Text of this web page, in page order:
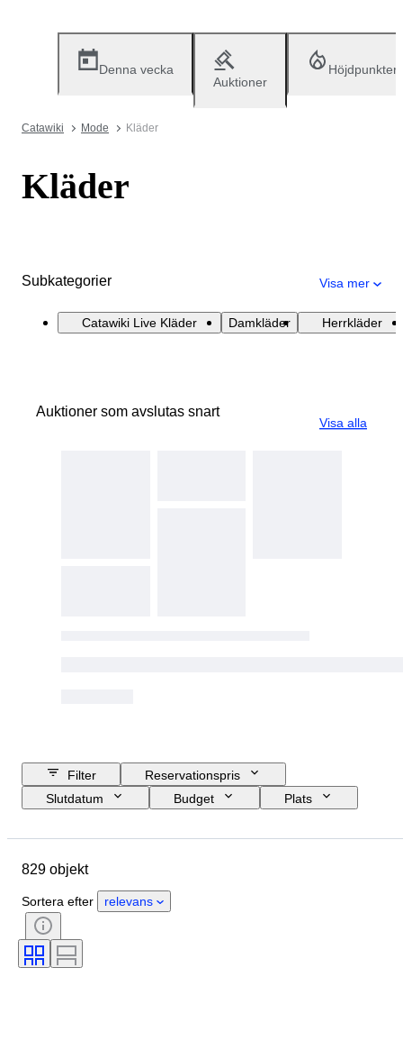
Denna vecka
Auktioner
Höjdpunkter
Catawiki Mode Kläder
Kläder
Subkategorier Visa mer
Catawiki Live Kläder Damkläder Herrkläder
Auktioner som avslutas snart
Visa alla
Filter
Reservationspris
Slutdatum
Budget
Plats
Kön
Klädstorlek
Produktstorlek
Tillbehör ingår
829 objekt
Sortera efter relevans